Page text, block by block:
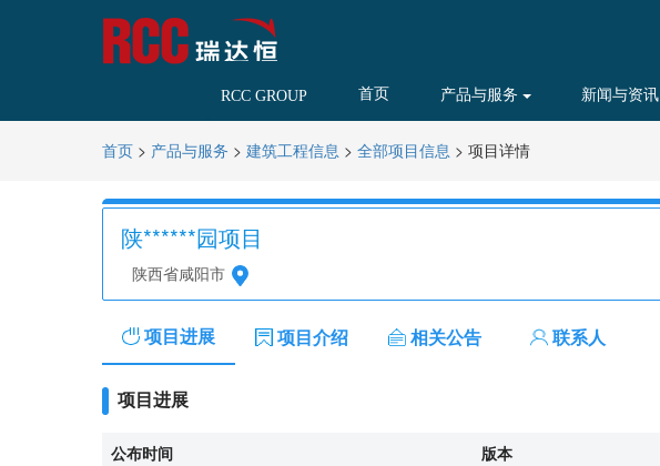
RCC GROUP 首页 产品与服务 新闻与资讯
首页 > 产品与服务 > 建筑工程信息 > 全部项目信息 > 项目详情
陕******园项目
陕西省咸阳市
项目进展 项目介绍 相关公告 联系人
项目进展
公布时间 版本